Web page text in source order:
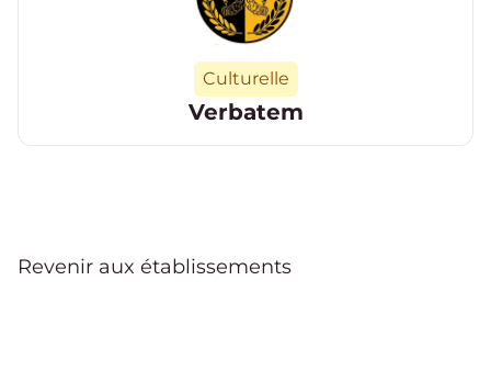
Verbatem
Catégorie
Culturelle
Revenir aux établissements